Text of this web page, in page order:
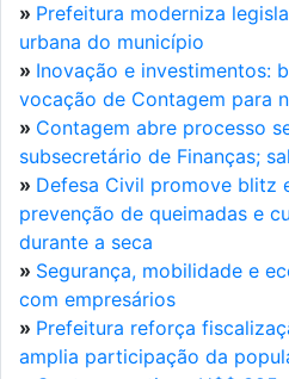
» Prefeitura moderniza
urbana do município
» Inovação e investimentos:
vocação de Contagem para
» Contagem abre processo
subsecretário de Finanças;
» Defesa Civil promove blitz
prevenção de queimadas e
durante a seca
» Segurança, mobilidade e
com empresários
» Prefeitura reforça
amplia participação da